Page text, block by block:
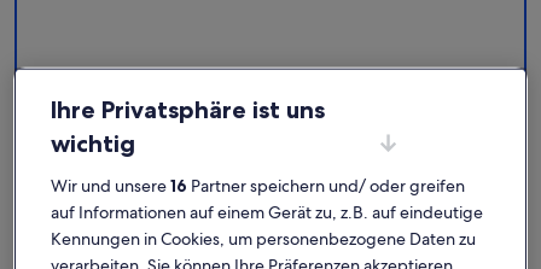
Karlsplatz/Stachus: Finde deine
perfekte Unterkunft
Weitere Infos zu Aldars Urban Suite No.6 mit Balkon,Weitere
Ihre Privatsphäre ist uns
wichtig
Wir und unsere16 Partner speichern und/ oder greifen
auf Informationen auf einem Gerät zu, z.B. auf eindeutige
Kennungen in Cookies, um personenbezogene Daten zu
verarbeiten. Sie können Ihre Präferenzen akzeptieren